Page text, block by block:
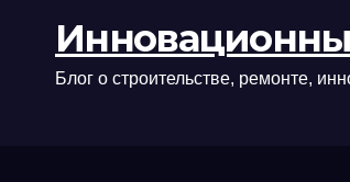
Блог о строительстве, ремонте,